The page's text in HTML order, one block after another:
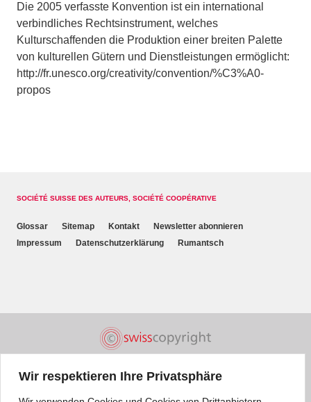
Wir respektieren Ihre Privatsphäre
Die 2005 verfasste Konvention ist ein international
verbindliches Rechtsinstrument, welches
Kulturschaffenden die Produktion einer breiten Palette
von kulturellen Gütern und Dienstleistungen ermöglicht:
http://fr.unesco.org/creativity/convention/%C3%A0-
propos
SOCIÉTÉ SUISSE DES AUTEURS, SOCIÉTÉ COOPÉRATIVE
Glossar Sitemap Kontakt
Newsletter abonnieren
Impressum
Datenschutzerklärung Rumantsch